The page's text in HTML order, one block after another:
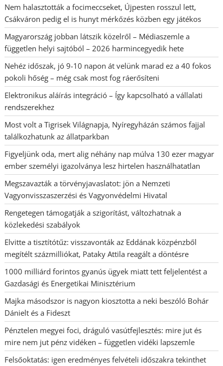
Nem halasztották a focimeccseket, Újpesten rosszul lett,
Csákváron pedig el is hunyt mérkőzés közben egy játékos
Magyarország jobban látszik közelről – Médiaszemle a
független helyi sajtóból – 2026 harmincegyedik hete
Nehéz időszak, jó 9-10 napon át velünk marad ez a 40 fokos
pokoli hőség – még csak most fog ráerősíteni
Elektronikus aláírás integráció – Így kapcsolható a vállalati
rendszerekhez
Most volt a Tigrisek Világnapja, Nyíregyházán számos fajjal
találkozhatunk az állatparkban
Figyeljünk oda, mert alig néhány nap múlva 130 ezer magyar
ember személyi igazolványa lesz hirtelen használhatatlan
Megszavazták a törvényjavaslatot: jön a Nemzeti
Vagyonvisszaszerzési és Vagyonvédelmi Hivatal
Rengetegen támogatják a szigorítást, változhatnak a
közlekedési szabályok
Elvitte a tisztítótűz: visszavonták az Eddának közpénzből
megítélt százmilliókat, Pataky Attila reagált a döntésre
1000 milliárd forintos gyanús ügyek miatt tett feljelentést a
Gazdasági és Energetikai Minisztérium
Majka másodszor is nagyon kiosztotta a neki beszóló Bohár
Dánielt és a Fideszt
Pénztelen megyei foci, dráguló vasútfejlesztés: mire jut és
mire nem jut pénz vidéken – független vidéki lapszemle
Felsőoktatás: igen eredményes felvételi időszakra tekinthet